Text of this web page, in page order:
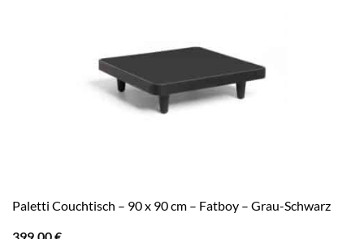
Paletti Couchtisch – 90 x 90 cm – Fatboy – Grau-Schwarz